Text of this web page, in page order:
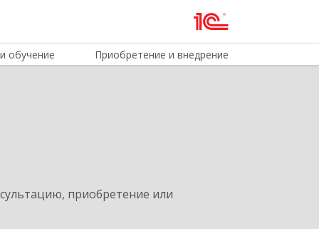
обучение Приобретение и внедрение
приобретение или